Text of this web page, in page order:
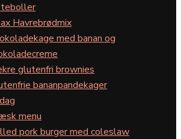
Havrebrødmix
med banan og
glutenfri brownies
bananpandekager
menu
pork burger med coleslaw